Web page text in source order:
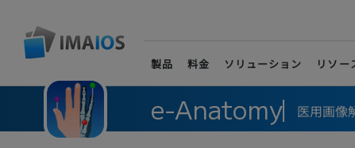
製品 料金 ソリューション リソー
e-Anatomy 医用画像